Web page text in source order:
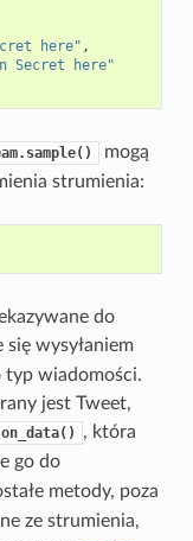
here" ,
Secret here"
mogą
strumienia:
do
wysyłaniem
typ wiadomości.
jest Tweet,
, która
go do
metody, poza
ze strumienia,